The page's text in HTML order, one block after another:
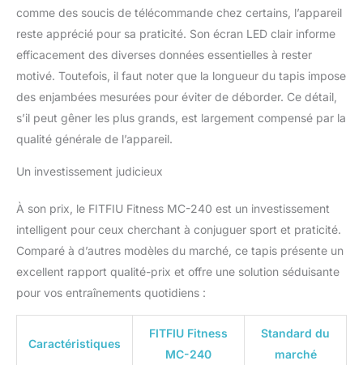
comme des soucis de télécommande chez certains, l’appareil
reste apprécié pour sa praticité. Son écran LED clair informe
efficacement des diverses données essentielles à rester
motivé. Toutefois, il faut noter que la longueur du tapis impose
des enjambées mesurées pour éviter de déborder. Ce détail,
s’il peut gêner les plus grands, est largement compensé par la
qualité générale de l’appareil.
Un investissement judicieux
À son prix, le FITFIU Fitness MC-240 est un investissement
intelligent pour ceux cherchant à conjuguer sport et praticité.
Comparé à d’autres modèles du marché, ce tapis présente un
excellent rapport qualité-prix et offre une solution séduisante
pour vos entraînements quotidiens :
Caractéristiques
FITFIU Fitness
MC-240
Standard du
marché